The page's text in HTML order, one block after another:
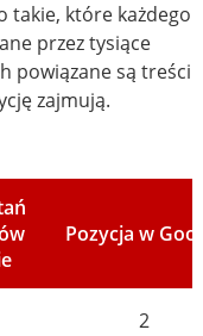
takie, które każdego
przez tysiące
powiązane są treści
zajmują.
Pozycja w
2